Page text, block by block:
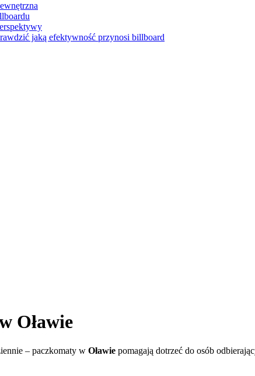
jaką efektywność przynosi billboard
Oławie
– paczkomaty w Oławie pomagają dotrzeć do osób